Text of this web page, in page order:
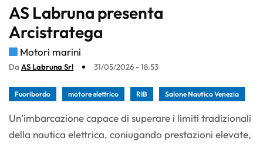
AS Labruna presenta
Arcistratega
Motori marini
Da AS Labruna Srl 31/05/2026 - 18:53
Fuoribordo motore elettrico RIB Salone Nautico Venezia
Un’imbarcazione capace di superare i limiti tradizionali
della nautica elettrica, coniugando prestazioni elevate,